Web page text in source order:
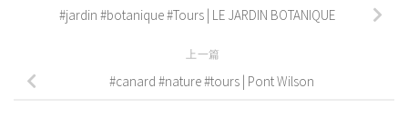
#jardin #botanique #Tours | LE JARDIN BOTANIQUE
上一篇
#canard #nature #tours | Pont Wilson